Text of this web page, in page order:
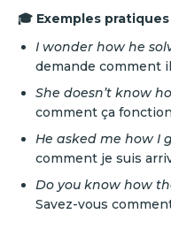
🎓 Exemples pratiques
I wonder how he
demande comment
She doesn’t know
comment ça
He asked me how I
comment je suis
Do you know how
Savez-vous